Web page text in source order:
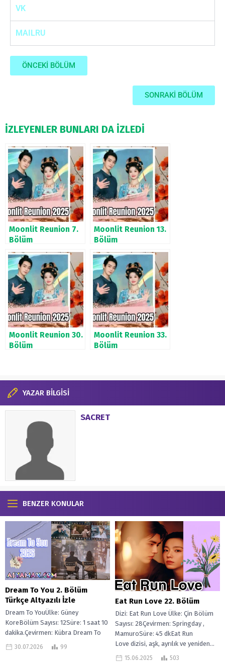
VK
MAILRU
ÖNCEKİ BÖLÜM
SONRAKİ BÖLÜM
İZLEYENLER BUNLARI DA İZLEDİ
Moonlit Reunion 7.
Bölüm
Moonlit Reunion 13.
Bölüm
Moonlit Reunion 30.
Bölüm
Moonlit Reunion 33.
Bölüm
YAZAR BİLGİSİ
SACRET
BENZER KONULAR
Dream To You 2. Bölüm
Türkçe Altyazılı İzle
Dream To YouÜlke: Güney
KoreBölüm Sayısı: 12Süre: 1 saat 10
dakika.Çevirmen: Kübra Dream To
You, Hayatlarının farklı dönüm
30.07.2026 99
Eat Run Love 22. Bölüm
Dizi: Eat Run Love Ülke: Çin Bölüm
Sayısı: 28Çevirmen: Springday ,
MamuroSüre: 45 dkEat Run
Love dizisi, aşk, ayrılık ve yeniden...
15.06.2025 503